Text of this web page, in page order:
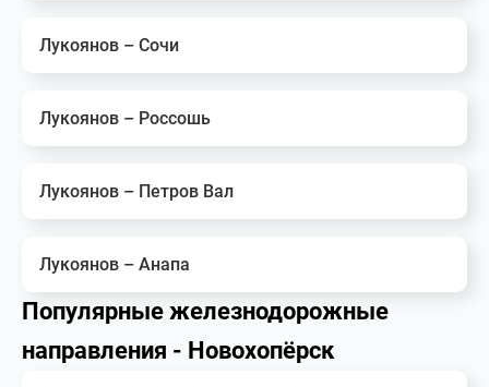
Лукоянов – Сочи
Лукоянов – Россошь
Лукоянов – Петров Вал
Лукоянов – Анапа
Популярные железнодорожные
направления - Новохопёрск